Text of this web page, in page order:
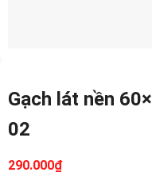
Gạch lát nền
02
290.000₫